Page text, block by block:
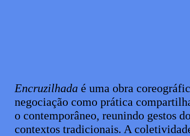
Sinopse
Encruzilhada é uma obra
negociação como prática
o contemporâneo, reunindo gestos
contextos tradicionais. A